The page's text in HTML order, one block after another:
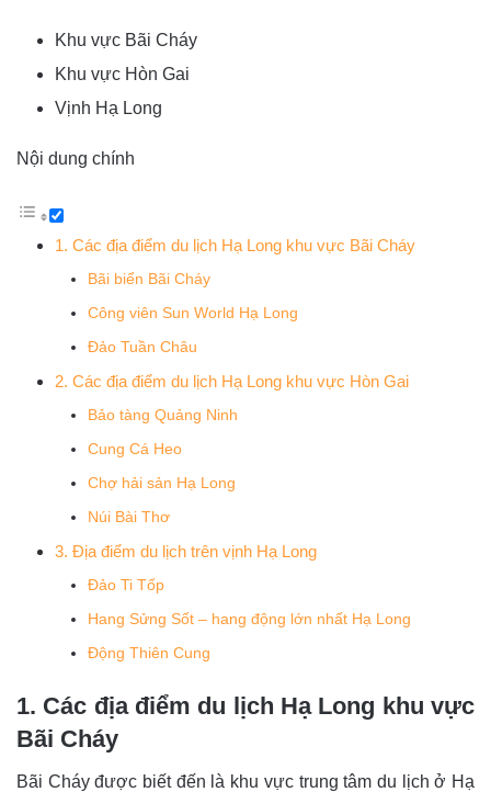
Khu vực Bãi Cháy
Khu vực Hòn Gai
Vịnh Hạ Long
Nội dung chính
1. Các địa điểm du lịch Hạ Long khu vực Bãi Cháy
Bãi biển Bãi Cháy
Công viên Sun World Hạ Long
Đảo Tuần Châu
2. Các địa điểm du lịch Hạ Long khu vực Hòn Gai
Bảo tàng Quảng Ninh
Cung Cá Heo
Chợ hải sản Hạ Long
Núi Bài Thơ
3. Địa điểm du lịch trên vịnh Hạ Long
Đảo Ti Tốp
Hang Sửng Sốt – hang động lớn nhất Hạ Long
Động Thiên Cung
1. Các địa điểm du lịch Hạ Long khu vực
Bãi Cháy
Bãi Cháy được biết đến là khu vực trung tâm du lịch ở Hạ